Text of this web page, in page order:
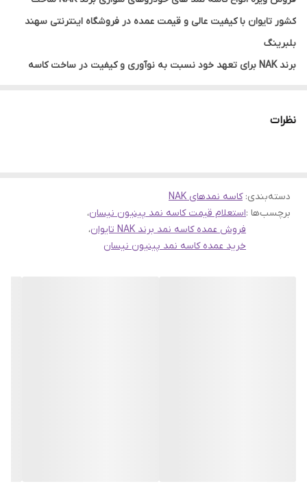
کشور تایوان با کیفیت عالی و قیمت عمده در فروشگاه اینترنتی سهند
بلبرینگ
برند NAK برای تعهد خود نسبت به نوآوری و کیفیت در ساخت کاسه
در عملکرد، دوام و اثربخشی در محافظت از اجزای ماشین‌آلات در برابر
تولیدی دقیق، به این برند این امکان را داده است تا محصولاتی با دقت
بالا و مطابق با استانداردهای بین‌المللی ارائه دهد.
این مجموعه شامل انواع کاسه نمدهای عقب میل لنگ،جلو میل لنگ،ساق
نظرات
دسته‌بندی:کاسه نمدهای NAK
برچسب‌ها :استعلام قیمت کاسه نمد پینیون نیسان،
فروش عمده کاسه نمد برند NAK تایوان
،
خرید عمده کاسه نمد پینیون نیسان